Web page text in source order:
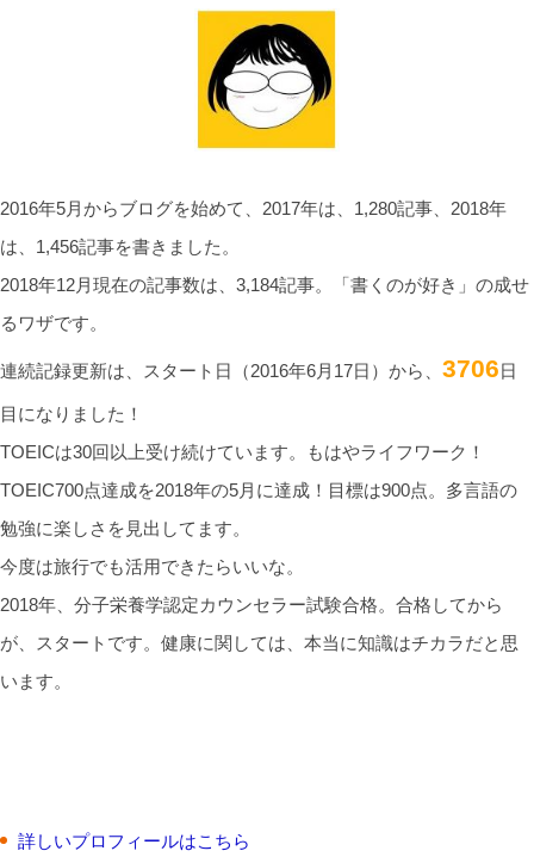
2016年5月からブログを始めて、2017年は、1,280記事、2018年
は、1,456記事を書きました。
2018年12月現在の記事数は、3,184記事。「書くのが好き」の成せ
るワザです。
連続記録更新は、スタート日（2016年6月17日）から、 3706日
目になりました！
TOEICは30回以上受け続けています。もはやライフワーク！
TOEIC700点達成を2018年の5月に達成！目標は900点。多言語の
勉強に楽しさを見出してます。
今度は旅行でも活用できたらいいな。
2018年、分子栄養学認定カウンセラー試験合格。合格してから
が、スタートです。健康に関しては、本当に知識はチカラだと思
います。
詳しいプロフィールはこちら